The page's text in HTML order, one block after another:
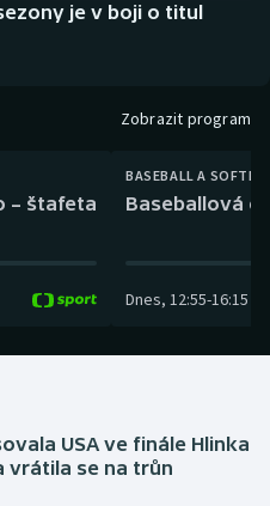
je v boji o titul
Zobrazit program
– štafeta
BASEBALL A
Baseballová
Dnes, 12:55-16:15
USA ve finále Hlinka
vrátila se na trůn